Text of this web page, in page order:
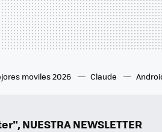
moviles 2026 Claude
NUESTRA NEWSLETTER